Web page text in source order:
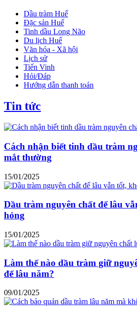
Dầu tràm Huế
Đặc sản Huế
Tinh dầu Long Não
Du lịch Huế
Văn hóa - Xã hội
Lịch sử
Tiến Vinh
Hỏi/Đáp
Hướng dẫn thanh toán
Tin tức
Cách nhận biết tinh dầu tràm
mắt thường
15/01/2025
Dầu tràm nguyên chất để lâu
hỏng
15/01/2025
Làm thế nào dầu tràm giữ
để lâu năm?
09/01/2025